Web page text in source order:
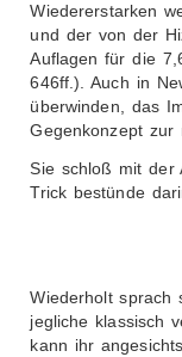
Wiedererstarken
und der von der
Auflagen für die
646ff.). Auch in
überwinden, das
Gegenkonzept zur
Sie schloß mit der
Trick bestünde
Wiederholt sprach
jegliche klassisch
kann ihr